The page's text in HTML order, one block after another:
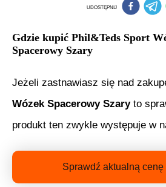
UDOSTĘPNIJ
Gdzie kupić Phil&Teds Sport
Spacerowy Szary
Jeżeli zastnawiasz się nad
Wózek Spacerowy Szaryto
produkt ten zwykle występuje w
Sprawdź aktualną cenę